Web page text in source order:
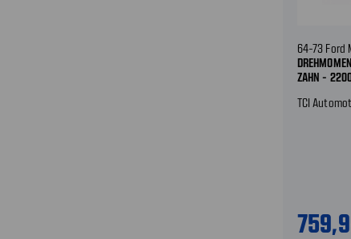
64-73 Ford
ZAHN -
TCI